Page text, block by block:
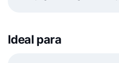
Ideal para